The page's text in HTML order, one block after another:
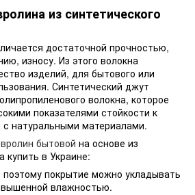
из синтетического
достаточной прочностью,
износу. Из этого волокна
изделий, для бытового или
Синтетический джут
волокна, которое
показателями стойкости к
натуральными материалами.
бытовой на основе из
купить в Украине:
поэтому покрытие можно укладывать
влажностью.